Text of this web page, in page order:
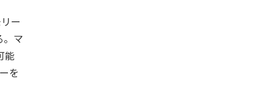
ー
。マ
能
を